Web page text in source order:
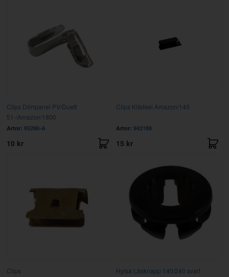
Clips Dörrpanel PV/Duett
51-/Amazon/1800
Artnr: 95290-A
10 kr
Clips Klädsel Amazon/140
Artnr: 942188
15 kr
Clips Hylsa Låsknapp 140/240 svart